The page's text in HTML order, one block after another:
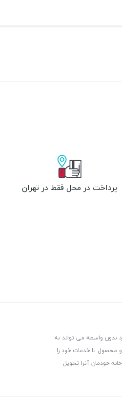
پرداخت در محل فقط در تهران
بدون واسطه می تواند به
و محصول یا خدمات خود را
خودمان آنرا تحویل